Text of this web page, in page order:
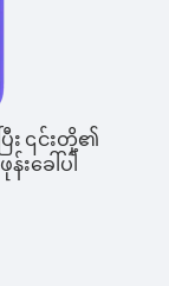
း ၎င်းတို့၏
ခေါ်ပါ